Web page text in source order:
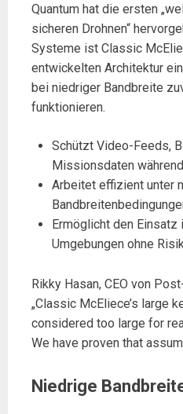
Quantum hat die ersten
sicheren Drohnen“
Systeme ist Classic
entwickelten Architektur
bei niedriger Bandbreite
funktionieren.
Schützt Video-Feeds,
Missionsdaten
Arbeitet effizient unter
Ermöglicht den Einsatz
Umgebungen ohne
Rikky Hasan, CEO von
„Classic McEliece’s large
considered too large for
We have proven that
Niedrige